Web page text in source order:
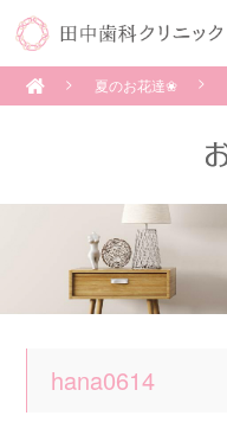
夏のお花達❀
hana0614